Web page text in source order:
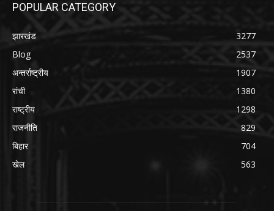
POPULAR CATEGORY
झारखंड
3277
Blog
2537
अन्तर्राष्ट्रीय
1907
रांची
1380
राष्ट्रीय
1298
राजनीति
829
बिहार
704
खेल
563